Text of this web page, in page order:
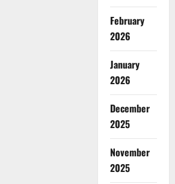
February
2026
January
2026
December
2025
November
2025